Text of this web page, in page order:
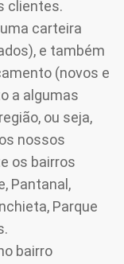
clientes.
carteira
e também
(novos e
a algumas
ou seja,
nossos
os bairros
Pantanal,
Parque
bairro